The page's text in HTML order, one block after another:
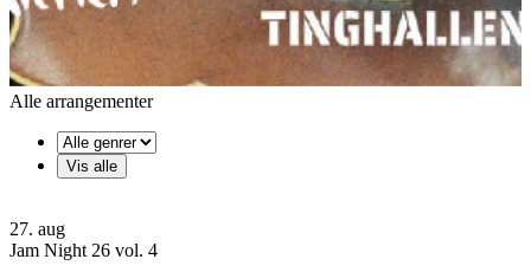
Alle arrangementer
27. aug
Jam Night 26 vol. 4